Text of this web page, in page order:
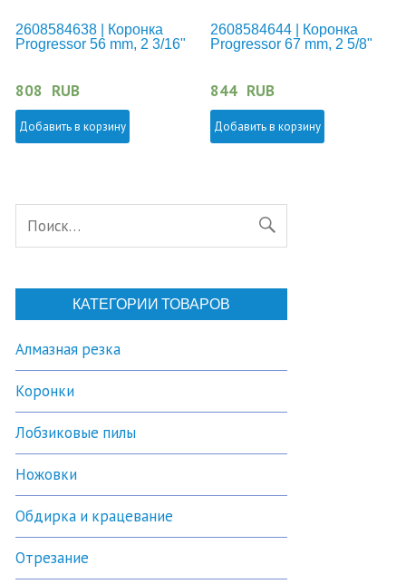
2608584638 | Коронка
Progressor 56 mm, 2 3/16"
808 RUB
Добавить в корзину
2608584644 | Коронка
Progressor 67 mm, 2 5/8"
844 RUB
Добавить в корзину
КАТЕГОРИИ ТОВАРОВ
Алмазная резка
Коронки
Лобзиковые пилы
Ножовки
Обдирка и крацевание
Отрезание